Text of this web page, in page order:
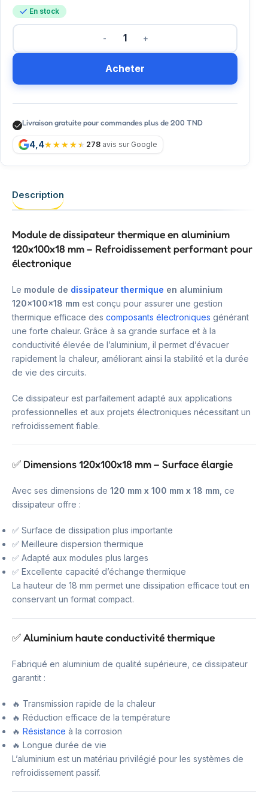
En stock
Acheter
Livraison gratuite pour commandes plus de 200 TND
4,4 278 avis sur Google
Description
Module de dissipateur thermique en aluminium
120x100x18 mm – Refroidissement performant pour
électronique
Le module de dissipateur thermique en aluminium
120x100x18 mm est conçu pour assurer une gestion
thermique efficace des composants électroniques générant
une forte chaleur. Grâce à sa grande surface et à la
conductivité élevée de l’aluminium, il permet d’évacuer
rapidement la chaleur, améliorant ainsi la stabilité et la durée
de vie des circuits.
Ce dissipateur est parfaitement adapté aux applications
professionnelles et aux projets électroniques nécessitant un
refroidissement fiable.
✅ Dimensions 120x100x18 mm – Surface élargie
Avec ses dimensions de 120 mm x 100 mm x 18 mm , ce
dissipateur offre :
✅ Surface de dissipation plus importante
✅ Meilleure dispersion thermique
✅ Adapté aux modules plus larges
✅ Excellente capacité d’échange thermique
La hauteur de 18 mm permet une dissipation efficace tout en
conservant un format compact.
✅ Aluminium haute conductivité thermique
Fabriqué en aluminium de qualité supérieure, ce dissipateur
garantit :
🔥 Transmission rapide de la chaleur
🔥 Réduction efficace de la température
🔥 Résistance à la corrosion
🔥 Longue durée de vie
L’aluminium est un matériau privilégié pour les systèmes de
refroidissement passif.